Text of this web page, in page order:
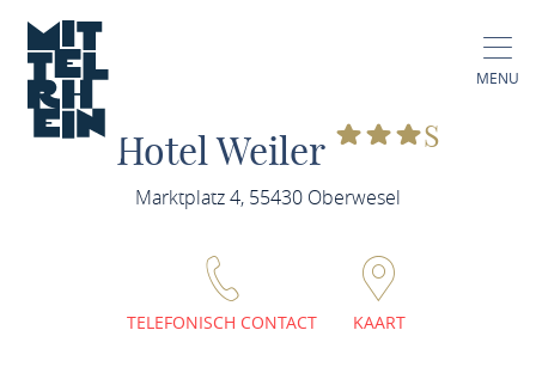
MENU
Hotel Weiler S
Marktplatz 4, 55430 Oberwesel
TELEFONISCH CONTACT KAART